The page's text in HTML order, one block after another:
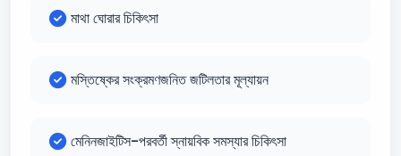
মাথা ঘোরার চিকিৎসা
মস্তিষ্কের সংক্রমণজনিত জটিলতার মূল্যায়ন
মেনিনজাইটিস-পরবর্তী স্নায়বিক সমস্যার চিকিৎসা